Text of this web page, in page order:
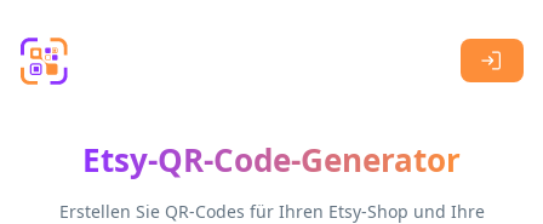
Etsy-QR-Code-Generator
Erstellen Sie QR-Codes für Ihren Etsy-Shop und Ihre